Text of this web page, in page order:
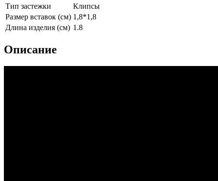
Тип застежки
Клипсы
Размер вставок (см) 1,8*1,8
Длина изделия (см) 1.8
Описание